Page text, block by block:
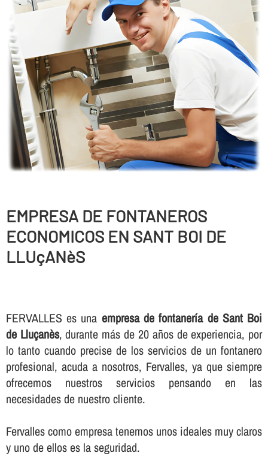
EMPRESA DE FONTANEROS
ECONOMICOS EN SANT BOI DE
LLUçANèS
FERVALLES es una empresa de fontanerí­a de Sant Boi
de Lluçanès, durante más de 20 años de experiencia, por
lo tanto cuando precise de los servicios de un fontanero
profesional, acuda a nosotros, Fervalles, ya que siempre
ofrecemos nuestros servicios pensando en las
necesidades de nuestro cliente.
Fervalles como empresa tenemos unos ideales muy claros
y uno de ellos es la seguridad.